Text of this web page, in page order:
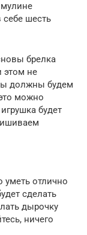
шесть
брелка
этом не
должны будем
можно
будет
уметь отлично
сделать
дырочку
ничего